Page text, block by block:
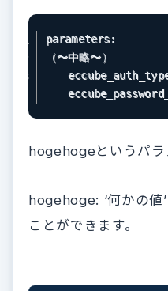
parameters:
（〜中略〜）
hogehogeというパラ
hogehoge: ‘何かの値
ことができます。